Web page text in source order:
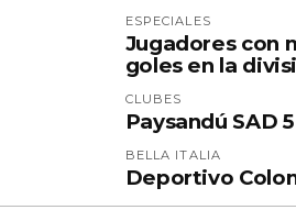
ESPECIALES
Jugadores con
goles en la
CLUBES
Paysandú SAD
BELLA ITALIA
Deportivo